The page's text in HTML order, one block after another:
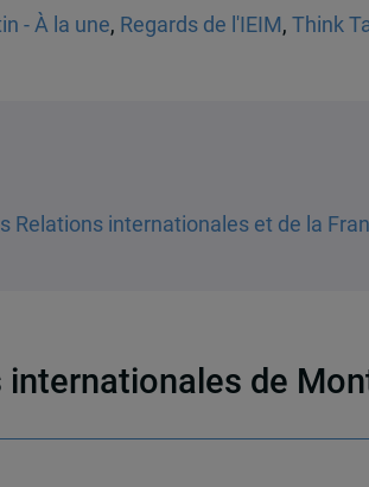
- À la une, Regards de l'IEIM , Think
internationales de